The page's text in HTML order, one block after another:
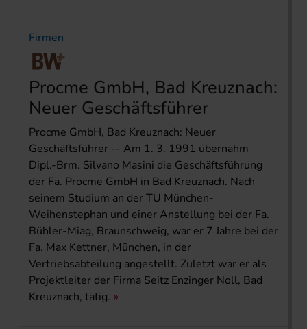
Firmen
Procme GmbH, Bad Kreuznach:
Neuer Geschäftsführer
Procme GmbH, Bad Kreuznach: Neuer
Geschäftsführer -- Am 1. 3. 1991 übernahm
Dipl.-Brm. Silvano Masini die Geschäftsführung
der Fa. Procme GmbH in Bad Kreuznach. Nach
seinem Studium an der TU München-
Weihenstephan und einer Anstellung bei der Fa.
Bühler-Miag, Braunschweig, war er 7 Jahre bei der
Fa. Max Kettner, München, in der
Vertriebsabteilung angestellt. Zuletzt war er als
Projektleiter der Firma Seitz Enzinger Noll, Bad
Kreuznach, tätig.